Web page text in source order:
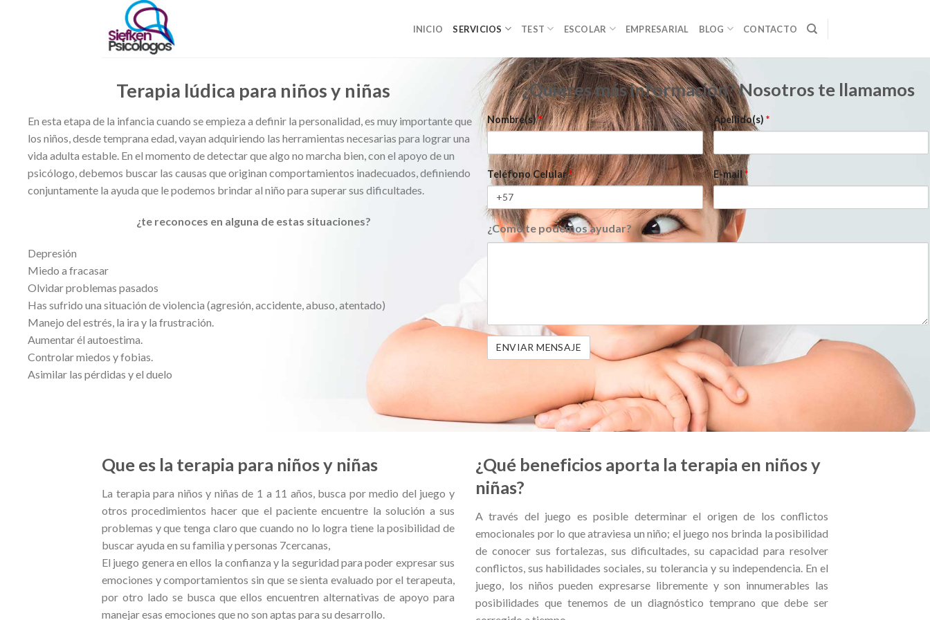
INICIO SERVICIOS TEST ESCOLAR EMPRESARIAL BLOG CONTACTO
Terapia lúdica para niños y niñas
En esta etapa de la infancia cuando se empieza a definir la personalidad, es muy importante que
los niños, desde temprana edad, vayan adquiriendo las herramientas necesarias para lograr una
vida adulta estable. En el momento de detectar que algo no marcha bien, con el apoyo de un
psicólogo, debemos buscar las causas que originan comportamientos inadecuados, definiendo
conjuntamente la ayuda que le podemos brindar al niño para superar sus dificultades.
¿te reconoces en alguna de estas situaciones?
Depresión
Miedo a fracasar
Olvidar problemas pasados
Has sufrido una situación de violencia (agresión, accidente, abuso, atentado)
Manejo del estrés, la ira y la frustración.
Aumentar él autoestima.
Controlar miedos y fobias.
Asimilar las pérdidas y el duelo
¿Quieres más información? Nosotros te llamamos
Nombre(s)* Apellido(s) *
Teléfono Celular* E-mail*
¿Como te podemos ayudar?
Que es la terapia para niños y niñas
La terapia para niños y niñas de 1 a 11 años, busca por medio del juego y
otros procedimientos hacer que el paciente encuentre la solución a sus
problemas y que tenga claro que cuando no lo logra tiene la posibilidad de
buscar ayuda en su familia y personas 7cercanas,
El juego genera en ellos la confianza y la seguridad para poder expresar sus
emociones y comportamientos sin que se sienta evaluado por el terapeuta,
por otro lado se busca que ellos encuentren alternativas de apoyo para
manejar esas emociones que no son aptas para su desarrollo.
¿Qué beneficios aporta la terapia en niños y
niñas?
A través del juego es posible determinar el origen de los conflictos
emocionales por lo que atraviesa un niño; el juego nos brinda la posibilidad
de conocer sus fortalezas, sus dificultades, su capacidad para resolver
conflictos, sus habilidades sociales, su tolerancia y su independencia. En el
juego, los niños pueden expresarse libremente y son innumerables las
posibilidades que tenemos de un diagnóstico temprano que debe ser